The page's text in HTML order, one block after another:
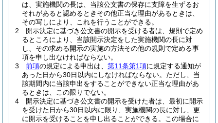
は、実施機関の長は、当該公文書の保存に支障を生ずるお
それがあると認めるときその他正当な理由があるときは、
その写しにより、これを行うことができる。
2
開示決定に基づき公文書の開示を受ける者は、規則で定め
るところにより、当該開示決定をした実施機関の長に対
し、その求める開示の実施の方法その他の規則で定める事
項を申し出なければならない。
3
前項の規定による申出は、 第11条第1項に規定する通知が
あった日から30日以内にしなければならない。 ただし、当
該期間内に当該申出をすることができない正当な理由があ
るときは、この限りでない。
4
開示決定に基づき公文書の開示を受けた者は、最初に開示
を受けた日から30日以内に限り、実施機関の長に対し、更
に開示を受けることを申し出ることができる。
この場合に